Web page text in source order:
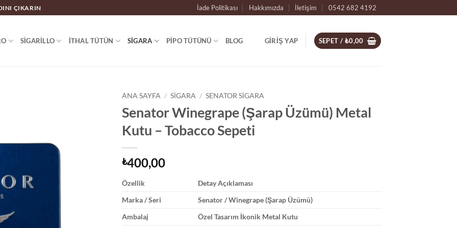
ÇIKARIN İade Politikası Hakkımızda İletişim 0542 682 4192
SIGARILLO İTHAL TÜTÜN SIGARA PIPO TÜTÜNÜ BLOG GIRIŞ YAP SEPET / ₺0,00
ANA SAYFA / SIGARA / SENATOR SIGARA
Senator Winegrape (Şarap Üzümü) Metal
Kutu – Tobacco Sepeti
₺400,00
Özellik
Detay Açıklaması
Marka / Seri
Senator / Winegrape (Şarap Üzümü)
Ambalaj
Özel Tasarım İkonik Metal Kutu